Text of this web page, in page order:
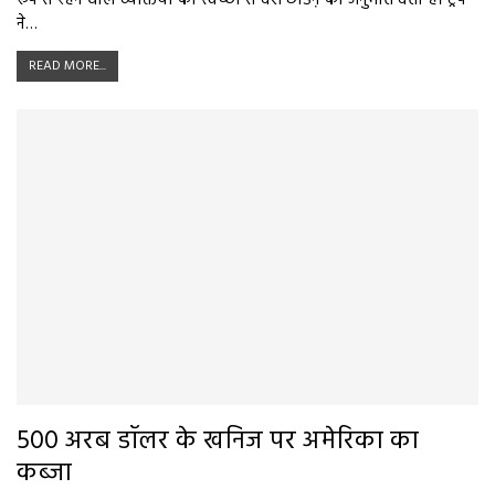
ने…
READ MORE...
500 अरब डॉलर के खनिज पर अमेरिका का
कब्जा